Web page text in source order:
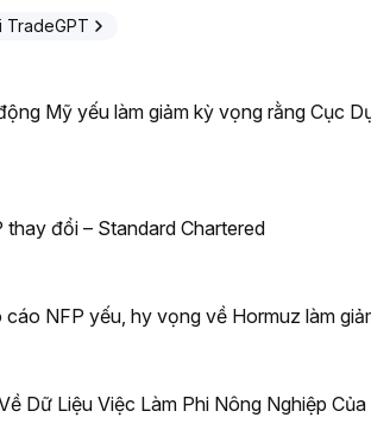
TradeGPT
Mỹ yếu làm giảm kỳ vọng rằng Cục
đổi – Standard Chartered
NFP yếu, hy vọng về Hormuz làm
Dữ Liệu Việc Làm Phi Nông Nghiệp